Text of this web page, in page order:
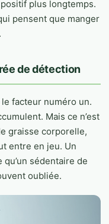
plus longtemps.
pensent que manger
de détection
facteur numéro un.
Mais ce n’est
graisse corporelle,
entre en jeu. Un
sédentaire de
oubliée.